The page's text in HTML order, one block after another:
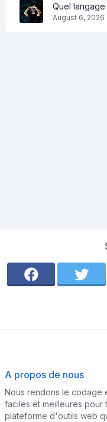
August 6, 2026
A propos de nous
Nous rendons le codage
faciles et meilleures pour
plateforme d'outils web